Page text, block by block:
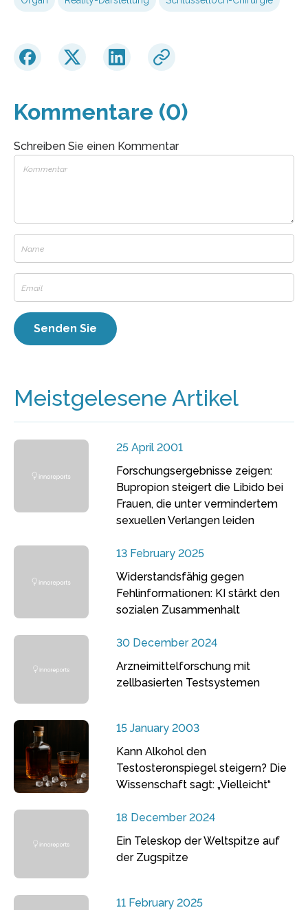
Kommentare (0)
Schreiben Sie einen Kommentar
Meistgelesene Artikel
25 April 2001
Forschungsergebnisse zeigen:
Bupropion steigert die Libido bei
Frauen, die unter vermindertem
sexuellen Verlangen leiden
13 February 2025
Widerstandsfähig gegen
Fehlinformationen: KI stärkt den
sozialen Zusammenhalt
30 December 2024
Arzneimittelforschung mit
zellbasierten Testsystemen
15 January 2003
Kann Alkohol den
Testosteronspiegel steigern? Die
Wissenschaft sagt: „Vielleicht“
18 December 2024
Ein Teleskop der Weltspitze auf
der Zugspitze
11 February 2025